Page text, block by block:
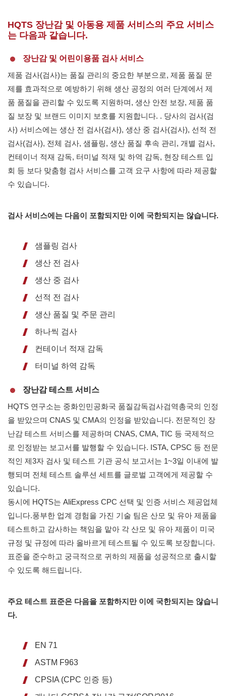
HQTS 장난감 및 아동용 제품 서비스의 주요 서비스
는 다음과 같습니다.
장난감 및 어린이용품 검사 서비스
제품 검사(검사)는 품질 관리의 중요한 부분으로, 제품 품질 문
제를 효과적으로 예방하기 위해 생산 공정의 여러 단계에서 제
품 품질을 관리할 수 있도록 지원하며, 생산 안전 보장, 제품 품
질 보장 및 브랜드 이미지 보호를 지원합니다. . 당사의 검사(검
사) 서비스에는 생산 전 검사(검사), 생산 중 검사(검사), 선적 전
검사(검사), 전체 검사, 샘플링, 생산 품질 후속 관리, 개별 검사,
컨테이너 적재 감독, 터미널 적재 및 하역 감독, 현장 테스트 입
회 등 보다 맞춤형 검사 서비스를 고객 요구 사항에 따라 제공할
수 있습니다.
검사 서비스에는 다음이 포함되지만 이에 국한되지는 않습니다.
샘플링 검사
생산 전 검사
생산 중 검사
선적 전 검사
생산 품질 및 주문 관리
하나씩 검사
컨테이너 적재 감독
터미널 하역 감독
장난감 테스트 서비스
HQTS 연구소는 중화인민공화국 품질감독검사검역총국의 인정
을 받았으며 CNAS 및 CMA의 인정을 받았습니다. 전문적인 장
난감 테스트 서비스를 제공하며 CNAS, CMA, TIC 등 국제적으
로 인정받는 보고서를 발행할 수 있습니다. ISTA, CPSC 등 전문
적인 제3자 검사 및 테스트 기관 공식 보고서는 1~3일 이내에 발
행되며 전체 테스트 솔루션 세트를 글로벌 고객에게 제공할 수
있습니다.
동시에 HQTS는 AliExpress CPC 선택 및 인증 서비스 제공업체
입니다.풍부한 업계 경험을 가진 기술 팀은 산모 및 유아 제품을
테스트하고 감사하는 책임을 맡아 각 산모 및 유아 제품이 미국
규정 및 규정에 따라 올바르게 테스트될 수 있도록 보장합니다.
표준을 준수하고 궁극적으로 귀하의 제품을 성공적으로 출시할
수 있도록 해드립니다.
주요 테스트 표준은 다음을 포함하지만 이에 국한되지는 않습니
다.
EN 71
ASTM F963
CPSIA (CPC 인증 등)